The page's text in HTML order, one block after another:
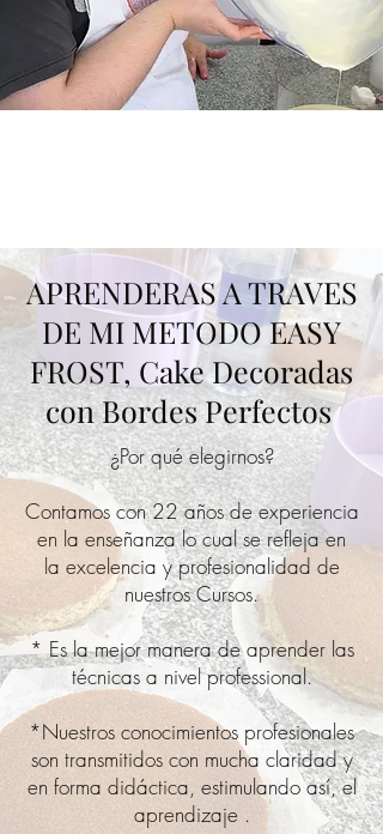
APRENDERAS A TRAVES
DE MI METODO EASY
FROST, Cake Decoradas
con Bordes Perfectos
¿Por qué elegirnos?
Contamos con 22 años de experiencia
en la enseñanza lo cual se refleja en
la excelencia y profesionalidad de
nuestros Cursos.
* Es la mejor manera de aprender las
técnicas a nivel professional.
*Nuestros conocimientos profesionales
son transmitidos con mucha claridad y
en forma didáctica, estimulando así, el
aprendizaje .